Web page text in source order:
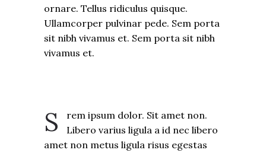
ornare. Tellus ridiculus quisque.
Ullamcorper pulvinar pede. Sem porta
sit nibh vivamus et. Sem porta sit nibh
vivamus et.
S
rem ipsum dolor. Sit amet non.
Libero varius ligula a id nec libero
amet non metus ligula risus egestas